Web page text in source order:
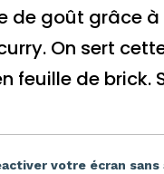
de goût grâce
On sert
feuille de brick.
votre écran sans